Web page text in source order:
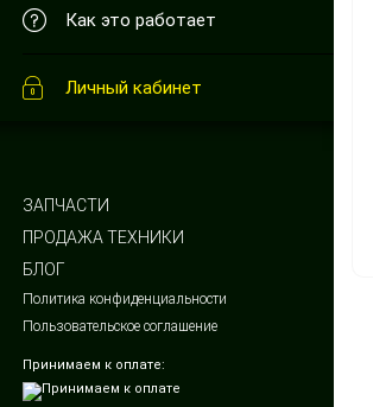
Как это работает
Личный кабинет
ЗАПЧАСТИ
ПРОДАЖА ТЕХНИКИ
БЛОГ
Политика конфиденциальности
Пользовательское соглашение
Принимаем к оплате: